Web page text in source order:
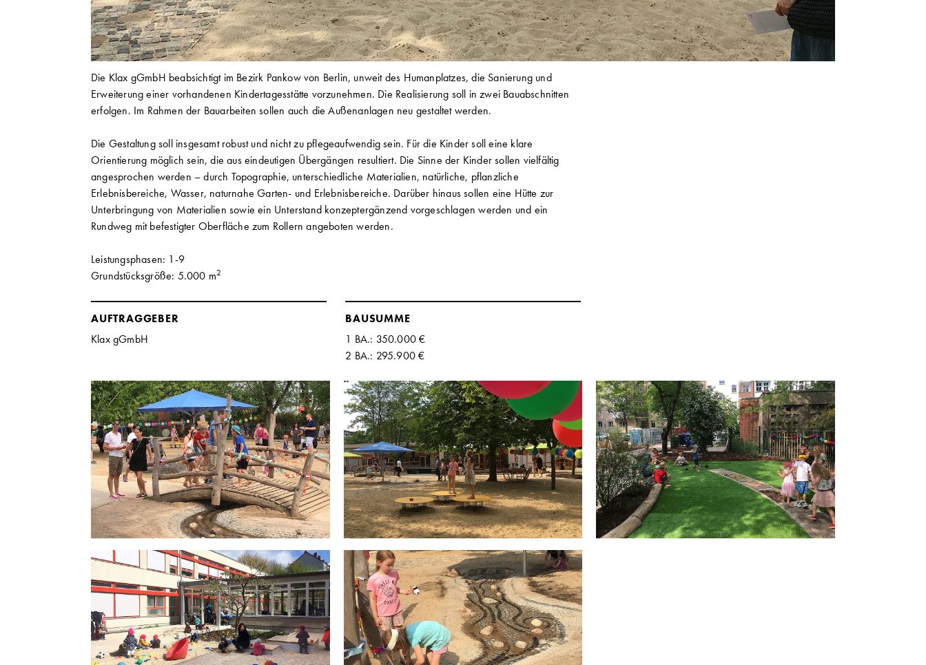
Die Klax gGmbH beabsichtigt im Bezirk Pankow von Berlin, unweit des Humanplatzes, die Sanierung und
Erweiterung einer vorhandenen Kindertagesstätte vorzunehmen. Die Realisierung soll in zwei Bauabschnitten
erfolgen. Im Rahmen der Bauarbeiten sollen auch die Außenanlagen neu gestaltet werden.
Die Gestaltung soll insgesamt robust und nicht zu pflegeaufwendig sein. Für die Kinder soll eine klare
Orientierung möglich sein, die aus eindeutigen Übergängen resultiert. Die Sinne der Kinder sollen vielfältig
angesprochen werden – durch Topographie, unterschiedliche Materialien, natürliche, pflanzliche
Erlebnisbereiche, Wasser, naturnahe Garten- und Erlebnisbereiche. Darüber hinaus sollen eine Hütte zur
Unterbringung von Materialien sowie ein Unterstand konzeptergänzend vorgeschlagen werden und ein
Rundweg mit befestigter Oberfläche zum Rollern angeboten werden.
Leistungsphasen: 1-9
Grundstücksgröße: 5.000 m2
AUFTRAGGEBER
Klax gGmbH
BAUSUMME
1 BA.: 350.000 €
2 BA.: 295.900 €